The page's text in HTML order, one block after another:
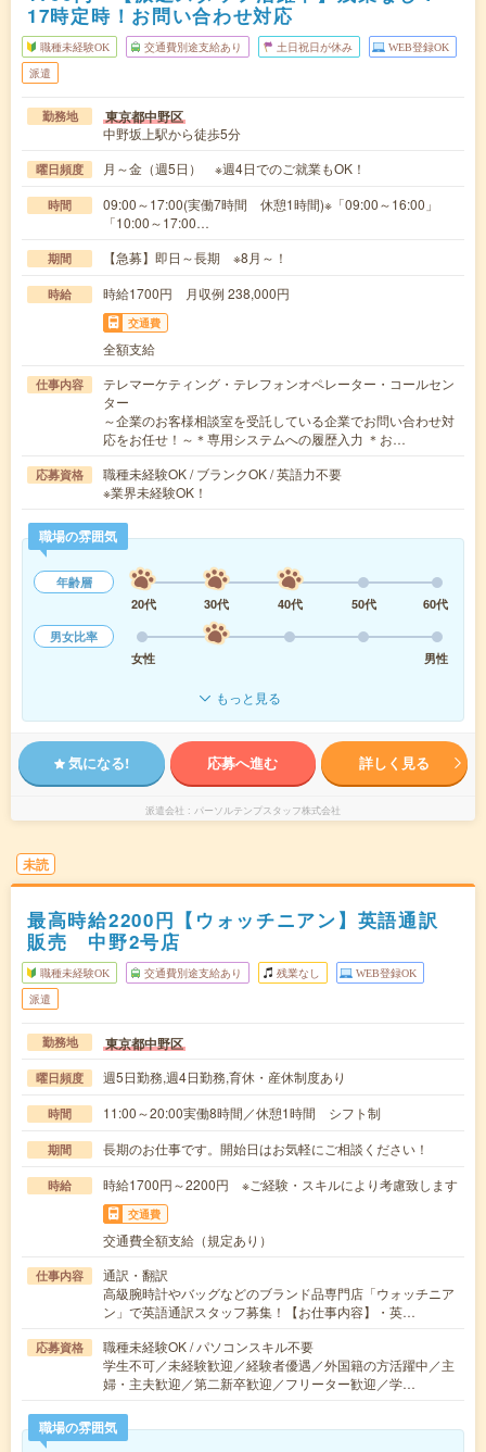
17時定時！お問い合わせ対応
職種未経験OK 交通費別途支給あり 土日祝日が休み WEB登録OK
派遣
勤務地 東京都中野区
中野坂上駅から徒歩5分
曜日頻度 月～金（週5日） ※週4日でのご就業もОK！
時間
09:00～17:00(実働7時間 休憩1時間)※「09:00～16:00」
「10:00～17:00…
期間 【急募】即日～長期 ※8月～！
時給 時給1700円 月収例 238,000円
交通費
全額支給
仕事内容
テレマーケティング・テレフォンオペレーター・コールセン
ター
～企業のお客様相談室を受託している企業でお問い合わせ対
応をお任せ！～＊専用システムへの履歴入力 ＊お…
応募資格
職種未経験OK / ブランクOK / 英語力不要
※業界未経験OK！
職場の雰囲気
年齢層
20代
30代 40代 50代
60代
男女比率
女性
男性
もっと見る
気になる! 応募へ進む 詳しく見る
派遣会社 パーソルテンプスタッフ株式会社
未読
最高時給2200円【ウォッチニアン】英語通訳
販売 中野2号店
職種未経験OK 交通費別途支給あり 残業なし WEB登録OK
派遣
勤務地 東京都中野区
曜日頻度 週5日勤務,週4日勤務,育休・産休制度あり
時間 11:00～20:00実働8時間／休憩1時間 シフト制
期間 長期のお仕事です。開始日はお気軽にご相談ください！
時給 時給1700円～2200円 ※ご経験・スキルにより考慮致します
交通費
交通費全額支給（規定あり）
仕事内容
通訳・翻訳
高級腕時計やバッグなどのブランド品専門店「ウォッチニア
ン」で英語通訳スタッフ募集！【お仕事内容】・英…
応募資格
職種未経験OK / パソコンスキル不要
学生不可／未経験歓迎／経験者優遇／外国籍の方活躍中／主
婦・主夫歓迎／第二新卒歓迎／フリーター歓迎／学…
職場の雰囲気